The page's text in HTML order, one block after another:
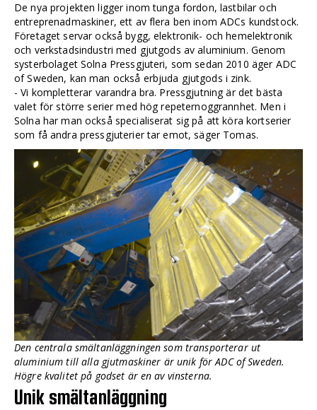
De nya projekten ligger inom tunga fordon, lastbilar och
entreprenadmaskiner, ett av flera ben inom ADCs kundstock.
Företaget servar också bygg, elektronik- och hemelektronik
och verkstadsindustri med gjutgods av aluminium. Genom
systerbolaget Solna Pressgjuteri, som sedan 2010 äger ADC
of Sweden, kan man också erbjuda gjutgods i zink.
- Vi kompletterar varandra bra. Pressgjutning är det bästa
valet för större serier med hög repeternoggrannhet. Men i
Solna har man också specialiserat sig på att köra kortserier
som få andra pressgjuterier tar emot, säger Tomas.
Den centrala smältanläggningen som transporterar ut
aluminium till alla gjutmaskiner är unik för ADC of Sweden.
Högre kvalitet på godset är en av vinsterna.
Unik smältanläggning